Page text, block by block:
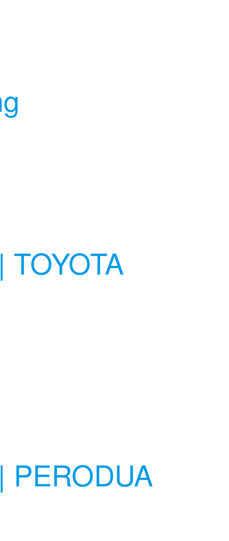
PERODUA